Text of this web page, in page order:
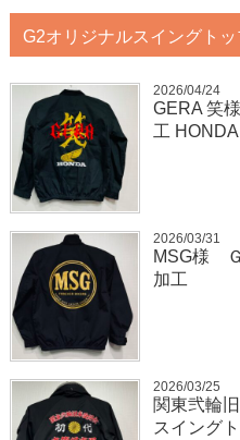
G2オリジナルスイングトッ
2026/04/24
GERA 笑
工
2026/03/31
MSG様
加工
2026/03/25
関東弐輪
スイング